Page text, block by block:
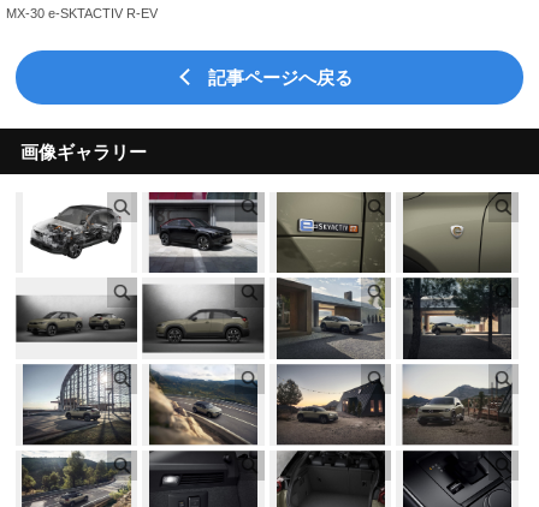
MX-30 e-SKTACTIV R-EV
記事ページへ戻る
画像ギャラリー